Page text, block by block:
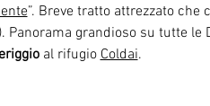
”. Breve tratto attrezzato che
Panorama grandioso su tutte le
al rifugio Coldai.